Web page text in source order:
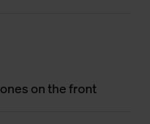
on the front